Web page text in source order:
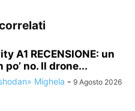
A1 RECENSIONE: un
po’ no. Il drone...
Mighela - 9 Agosto 2026